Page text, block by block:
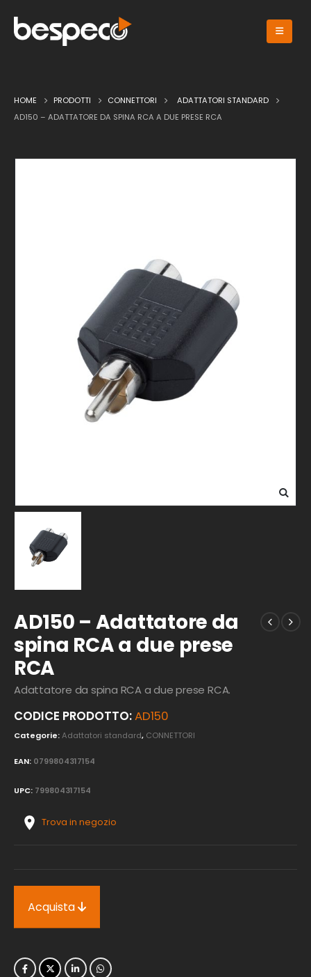
HOME PRODOTTI CONNETTORI
ADATTATORI STANDARD
AD150 – ADATTATORE DA SPINA RCA A DUE PRESE RCA
AD150 – Adattatore da
spina RCA a due prese
RCA
Adattatore da spina RCA a due prese RCA.
CODICE PRODOTTO:AD150
Categorie:Adattatori standard, CONNETTORI
EAN: 0799804317154
UPC: 799804317154
Trova in negozio
Acquista